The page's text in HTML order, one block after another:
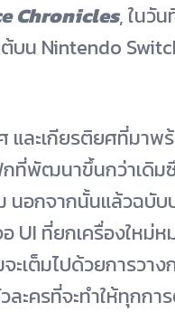
Chronicles, ในวั
บน Nintendo
และเกียรติยศที่มาพ
กที่พัฒนาขึ้นกว่าเดิม
นอกจากนั้นแล้วฉบั
UI ที่ยกเครื่องใหม่
ะเต็มไปด้วยการวา
ละครที่จะทำให้ทุกก